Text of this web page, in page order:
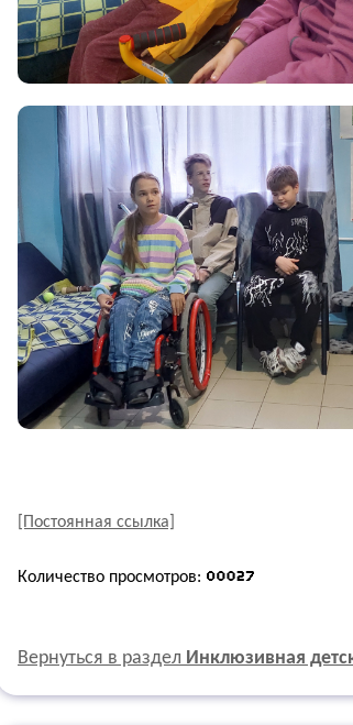
[Постоянная ссылка]
Количество просмотров:
Вернуться в раздел Инклюзивная